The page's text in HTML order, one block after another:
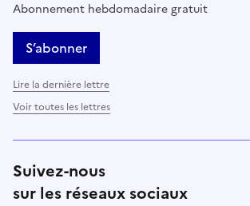
Abonnement hebdomadaire gratuit
S’abonner
Lire la dernière lettre
Voir toutes les lettres
Suivez-nous
sur les réseaux sociaux